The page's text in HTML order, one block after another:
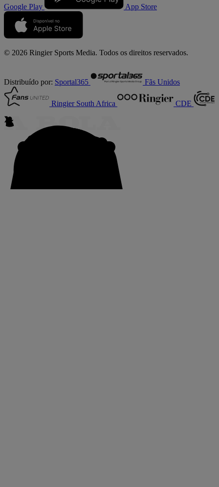
Google Play App Store
© 2026 Ringier Sports Media. Todos os direitos reservados.
Distribuído por: Sportal365 Fãs Unidos
Ringier South Africa CDE